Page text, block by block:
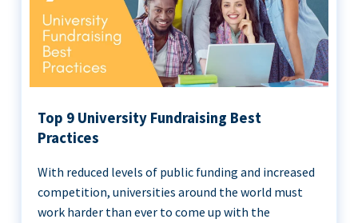
Top 9 University Fundraising Best
Practices
With reduced levels of public funding and increased
competition, universities around the world must
work harder than ever to come up with the